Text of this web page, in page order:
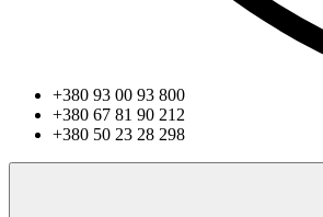
+380 93 00 93 800
+380 67 81 90 212
+380 50 23 28 298